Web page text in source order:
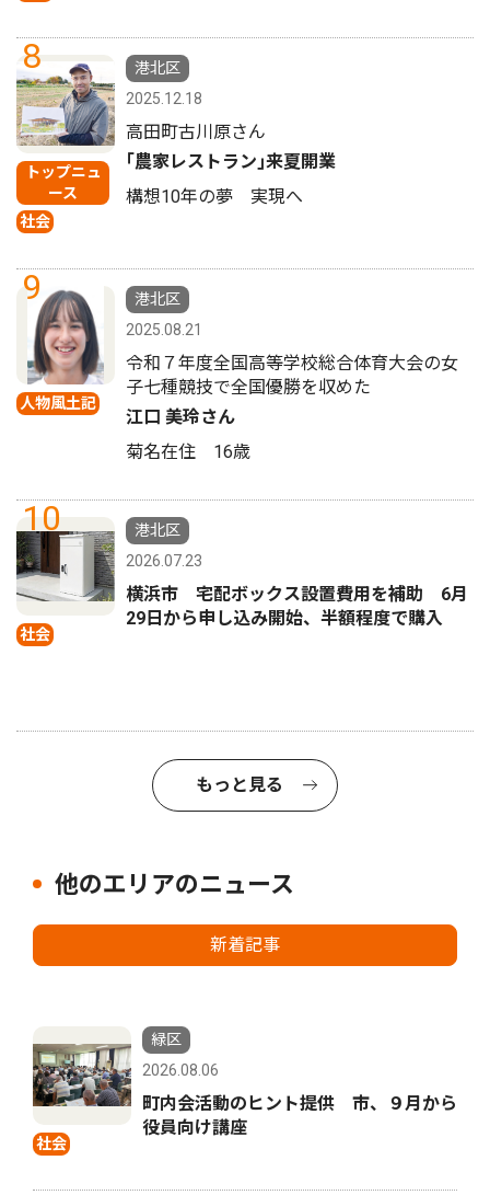
8
トップニュ
ース
社会
港北区
2025.12.18
高田町古川原さん
｢農家レストラン｣来夏開業
構想10年の夢 実現へ
9
人物風土記
港北区
2025.08.21
令和７年度全国高等学校総合体育大会の女
子七種競技で全国優勝を収めた
江口 美玲さん
菊名在住 16歳
10
社会
港北区
2026.07.23
横浜市 宅配ボックス設置費用を補助 6月
29日から申し込み開始、半額程度で購入
もっと見る
他のエリアのニュース
新着記事
社会
緑区
2026.08.06
町内会活動のヒント提供 市、９月から
役員向け講座